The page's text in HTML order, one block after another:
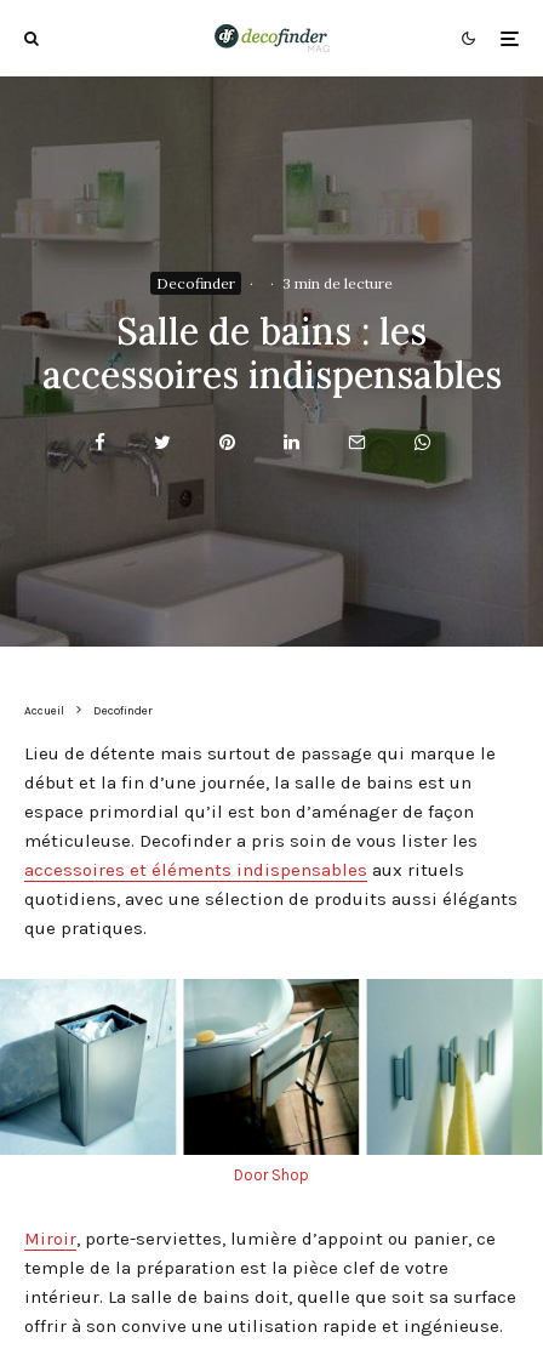
Decofinder · · 3 min de lecture
Salle de bains : les
accessoires indispensables
Accueil Decofinder
Lieu de détente mais surtout de passage qui marque le
début et la fin d’une journée, la salle de bains est un
espace primordial qu’il est bon d’aménager de façon
méticuleuse. Decofinder a pris soin de vous lister les
accessoires et éléments indispensables aux rituels
quotidiens, avec une sélection de produits aussi élégants
que pratiques.
Door Shop
Miroir, porte-serviettes, lumière d’appoint ou panier, ce
temple de la préparation est la pièce clef de votre
intérieur. La salle de bains doit, quelle que soit sa surface
offrir à son convive une utilisation rapide et ingénieuse.